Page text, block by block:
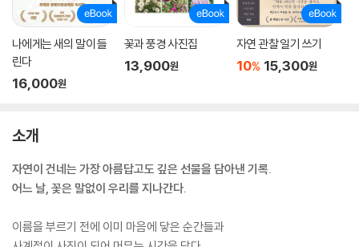
나에게는 새의 말이 들
린다
16,000원
꽃과 풍경 사진집
13,900원
자연 관찰 일기 쓰기
10% 15,300원
소개
자연이 건네는 가장 아름답고도 깊은 선물을 담아낸 기록.
어느 날, 꽃은 말없이 우리를 지나간다.
이름을 부르기 전에 이미 마음에 닿은 순간들과